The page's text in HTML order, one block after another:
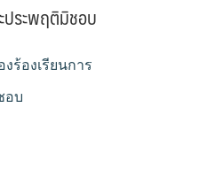
ประพฤติมิชอบ
งร้องเรียนการ
อบ